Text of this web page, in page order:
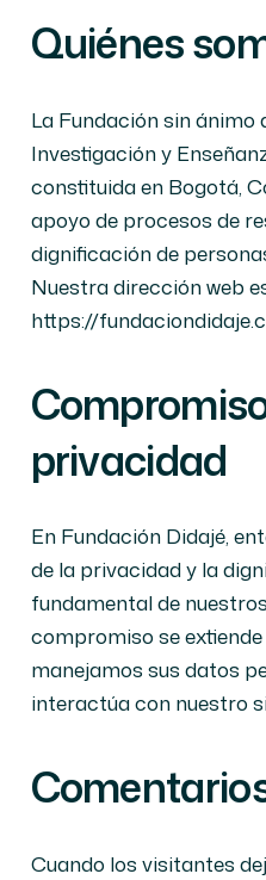
Quiénes
La Fundación sin ánimo
Investigación y
constituida en Bogotá,
apoyo de procesos de
dignificación de
Nuestra dirección web
https://
privacidad
En Fundación Didajé,
de la privacidad y la
fundamental de
compromiso se
manejamos sus datos
interactúa con nuestro
Cuando los visitantes